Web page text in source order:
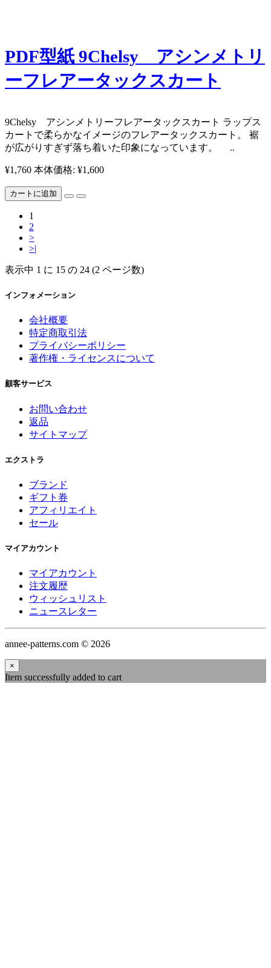
PDF型紙 9Chelsy アシンメトリ
ーフレアータックスカート
9Chelsy アシンメトリーフレアータックスカート ラップス
カートで柔らかなイメージのフレアータックスカート。 裾
が広がりすぎず落ち着いた印象になっています。 ..
¥1,760 本体価格: ¥1,600
カートに追加
1
2
>
>|
表示中 1 に 15 の 24 (2 ページ数)
インフォメーション
会社概要
特定商取引法
プライバシーポリシー
著作権・ライセンスについて
顧客サービス
お問い合わせ
返品
サイトマップ
エクストラ
ブランド
ギフト券
アフィリエイト
セール
マイアカウント
マイアカウント
注文履歴
ウィッシュリスト
ニュースレター
annee-patterns.com © 2026
×
Item successfully added to cart